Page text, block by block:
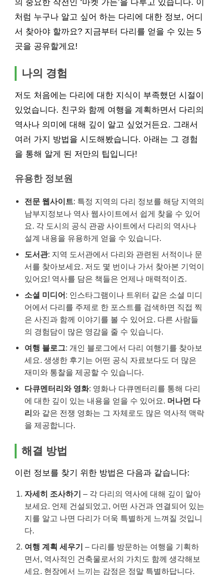
의 중요한 작전인 ‘마켓 가든’을 다루고 있습니다. 이
처럼 누구나 알고 싶어 하는 다리에 대한 정보, 어디
서 찾아야 할까요? 지금부터 다리를 얻을 수 있는 5
곳을 공유할게요!
나의 경험
저도 처음에는 다리에 대한 지식이 부족했던 시절이
있었습니다. 친구와 함께 여행을 계획하면서 다리의
역사나 의미에 대해 깊이 알고 싶었거든요. 그래서
여러 가지 방법을 시도해봤습니다. 아래는 그 경험
을 통해 알게 된 저만의 팁입니다!
유용한 정보원
전문 웹사이트: 특정 지역의 다리 정보를 해당 지역의
남부지정보나 역사 웹사이트에서 쉽게 찾을 수 있어
요. 각 도시의 공식 관광 사이트에서 다리의 역사나
설계 내용을 유용하게 얻을 수 있습니다.
도서관: 지역 도서관에서 다리와 관련된 서적이나 문
서를 찾아보세요. 저도 몇 번이나 가서 찾아본 기억이
있어요! 역사를 담은 책들은 언제나 매력적이죠.
소셜 미디어: 인스타그램이나 트위터 같은 소셜 미디
어에서 다리를 주제로 한 포스트를 검색하면 직접 찍
은 사진과 함께 이야기를 볼 수 있어요. 다른 사람들
의 경험담이 많은 영감을 줄 수 있습니다.
여행 블로그: 개인 블로그에서 다리 여행기를 찾아보
세요. 생생한 후기는 어떤 공식 자료보다도 더 많은
재미와 통찰을 제공할 수 있습니다.
다큐멘터리와 영화: 영화나 다큐멘터리를 통해 다리
에 대한 깊이 있는 내용을 얻을 수 있어요. 머나먼 다
리와 같은 전쟁 영화는 그 자체로도 많은 역사적 맥락
을 제공합니다.
해결 방법
이런 정보를 찾기 위한 방법은 다음과 같습니다:
자세히 조사하기 – 각 다리의 역사에 대해 깊이 알아
보세요. 언제 건설되었고, 어떤 사건과 연결되어 있는
지를 알고 나면 다리가 더욱 특별하게 느껴질 것입니
다.
여행 계획 세우기 – 다리를 방문하는 여행을 기획하
면서, 역사적인 건축물로서의 가치도 함께 생각해보
세요. 현장에서 느끼는 감정은 정말 특별하답니다.